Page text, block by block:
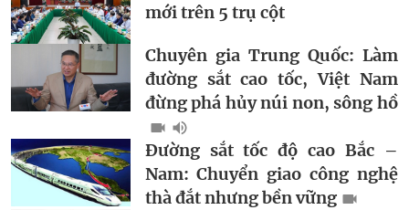
mới trên 5 trụ cột
Chuyên gia Trung Quốc: Làm
đường sắt cao tốc, Việt Nam
đừng phá hủy núi non, sông hồ
Đường sắt tốc độ cao Bắc –
Nam: Chuyển giao công nghệ
thà đắt nhưng bền vững